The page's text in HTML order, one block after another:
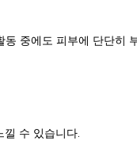
중에도 피부에 단단히
수 있습니다.